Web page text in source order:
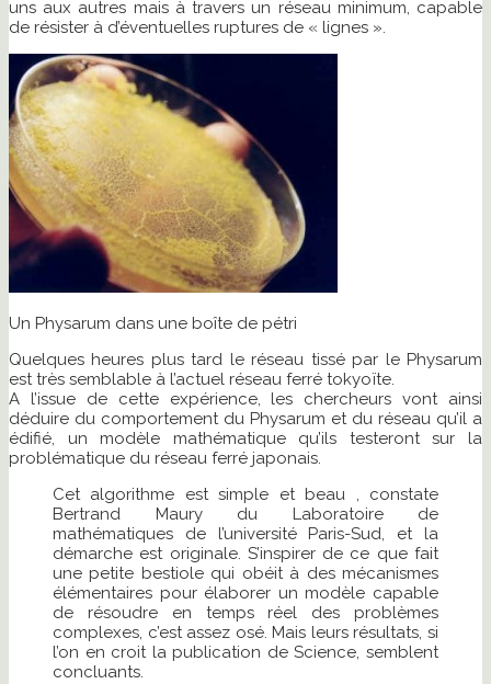
uns aux autres mais à travers un réseau minimum, capable
de résister à d’éventuelles ruptures de « lignes ».
Un Physarum dans une boîte de pétri
Quelques heures plus tard le réseau tissé par le Physarum
est très semblable à l’actuel réseau ferré tokyoïte.
A l’issue de cette expérience, les chercheurs vont ainsi
déduire du comportement du Physarum et du réseau qu’il a
édifié, un modèle mathématique qu’ils testeront sur la
problématique du réseau ferré japonais.
Cet algorithme est simple et beau , constate
Bertrand Maury du Laboratoire de
mathématiques de l’université Paris-Sud, et la
démarche est originale. S’inspirer de ce que fait
une petite bestiole qui obéit à des mécanismes
élémentaires pour élaborer un modèle capable
de résoudre en temps réel des problèmes
complexes, c’est assez osé. Mais leurs résultats, si
l’on en croit la publication de Science, semblent
concluants.